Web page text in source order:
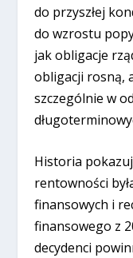
do przyszłej
do wzrostu
jak obligacje
obligacji rosną,
szczególnie w
Historia
rentowności
finansowych i
finansowego z
decydenci